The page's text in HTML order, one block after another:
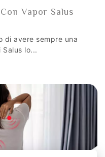
Vapor Salus
di avere sempre una
lo...